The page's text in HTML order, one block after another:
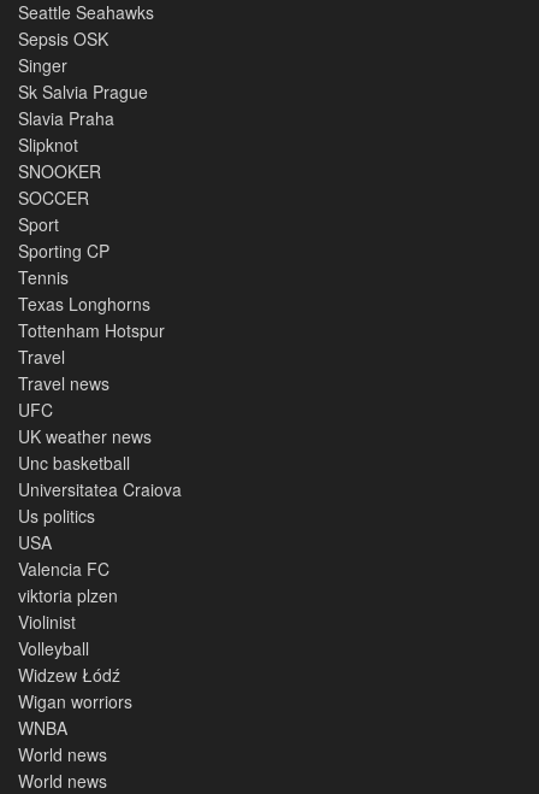
Seattle Seahawks
Sepsis OSK
Singer
Sk Salvia Prague
Slavia Praha
Slipknot
SNOOKER
SOCCER
Sport
Sporting CP
Tennis
Texas Longhorns
Tottenham Hotspur
Travel
Travel news
UFC
UK weather news
Unc basketball
Universitatea Craiova
Us politics
USA
Valencia FC
viktoria plzen
Violinist
Volleyball
Widzew Łódź
Wigan worriors
WNBA
World news
World news